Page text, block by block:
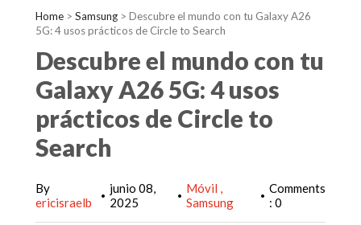
Home > Samsung > Descubre el mundo con tu Galaxy A26
5G: 4 usos prácticos de Circle to Search
Descubre el mundo con tu
Galaxy A26 5G: 4 usos
prácticos de Circle to
Search
By
ericisraelb
• junio 08,
2025
• Móvil
Samsung
• Comments
: 0